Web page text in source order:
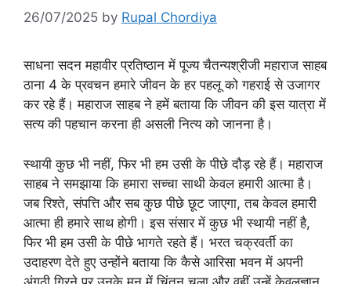
26/07/2025 by Rupal Chordiya
साधना सदन महावीर प्रतिष्ठान में पूज्य चैतन्यश्रीजी महाराज साहब
ठाना 4 के प्रवचन हमारे जीवन के हर पहलू को गहराई से उजागर
कर रहे हैं। महाराज साहब ने हमें बताया कि जीवन की इस यात्रा में
सत्य की पहचान करना ही असली नित्य को जानना है।
स्थायी कुछ भी नहीं, फिर भी हम उसी के पीछे दौड़ रहे हैं। महाराज
साहब ने समझाया कि हमारा सच्चा साथी केवल हमारी आत्मा है।
जब रिश्ते, संपत्ति और सब कुछ पीछे छूट जाएगा, तब केवल हमारी
आत्मा ही हमारे साथ होगी। इस संसार में कुछ भी स्थायी नहीं है,
फिर भी हम उसी के पीछे भागते रहते हैं। भरत चक्रवर्ती का
उदाहरण देते हुए उन्होंने बताया कि कैसे आरिसा भवन में अपनी